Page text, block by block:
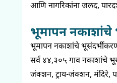
आणि नागरिकांना जलद,
भूमापन नकाशांचे
भूमापन नकाशांचे
सर्व ४४,३०५ गाव नकाशांचे
जंक्शन, ट्राय-जंक्शन, मंदिरे,